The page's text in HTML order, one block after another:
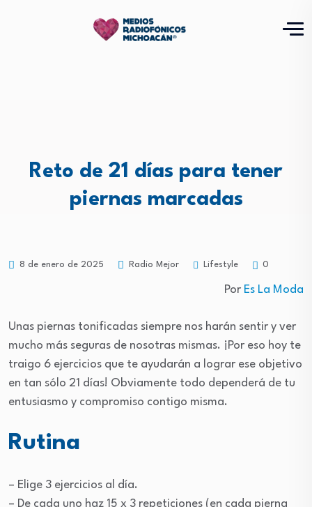
Reto de 21 días para tener
piernas marcadas
8 de enero de 2025 Radio Mejor Lifestyle 0
Por Es La Moda
Unas piernas tonificadas siempre nos harán sentir y ver
mucho más seguras de nosotras mismas. ¡Por eso hoy te
traigo 6 ejercicios que te ayudarán a lograr ese objetivo
en tan sólo 21 días! Obviamente todo dependerá de tu
entusiasmo y compromiso contigo misma.
Rutina
– Elige 3 ejercicios al día.
– De cada uno haz 15 x 3 repeticiones (en cada pierna